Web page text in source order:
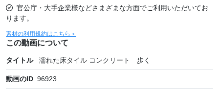
官公庁・大手企業様などさまざまな方面でご利用いただいてお
ります。
素材の利用規約はこちら＞
この動画について
タイトル 濡れた床タイル コンクリート 歩く
動画のID 96923